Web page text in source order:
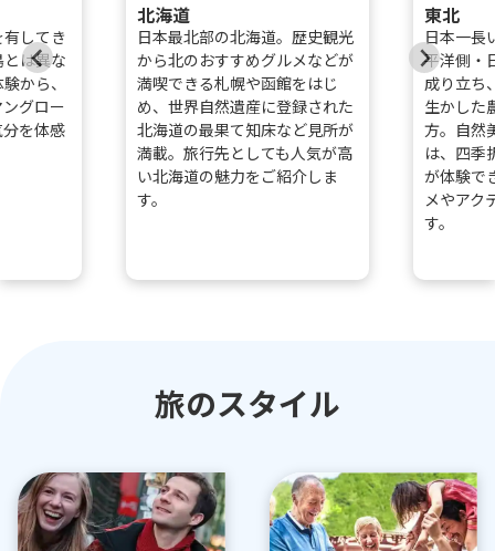
してき
は異な
から、
グロー
を体感
北海道
日本最北部の北海道。歴史観光
から北のおすすめグルメなどが
満喫できる札幌や函館をはじ
め、世界自然遺産に登録された
北海道の最果て知床など見所が
満載。旅行先としても人気が高
い北海道の魅力をご紹介しま
す。
東北
日本一長
平洋側・
成り立ち
生かした
方。自然
は、四季
が体験で
メやアク
す。
旅のスタイル